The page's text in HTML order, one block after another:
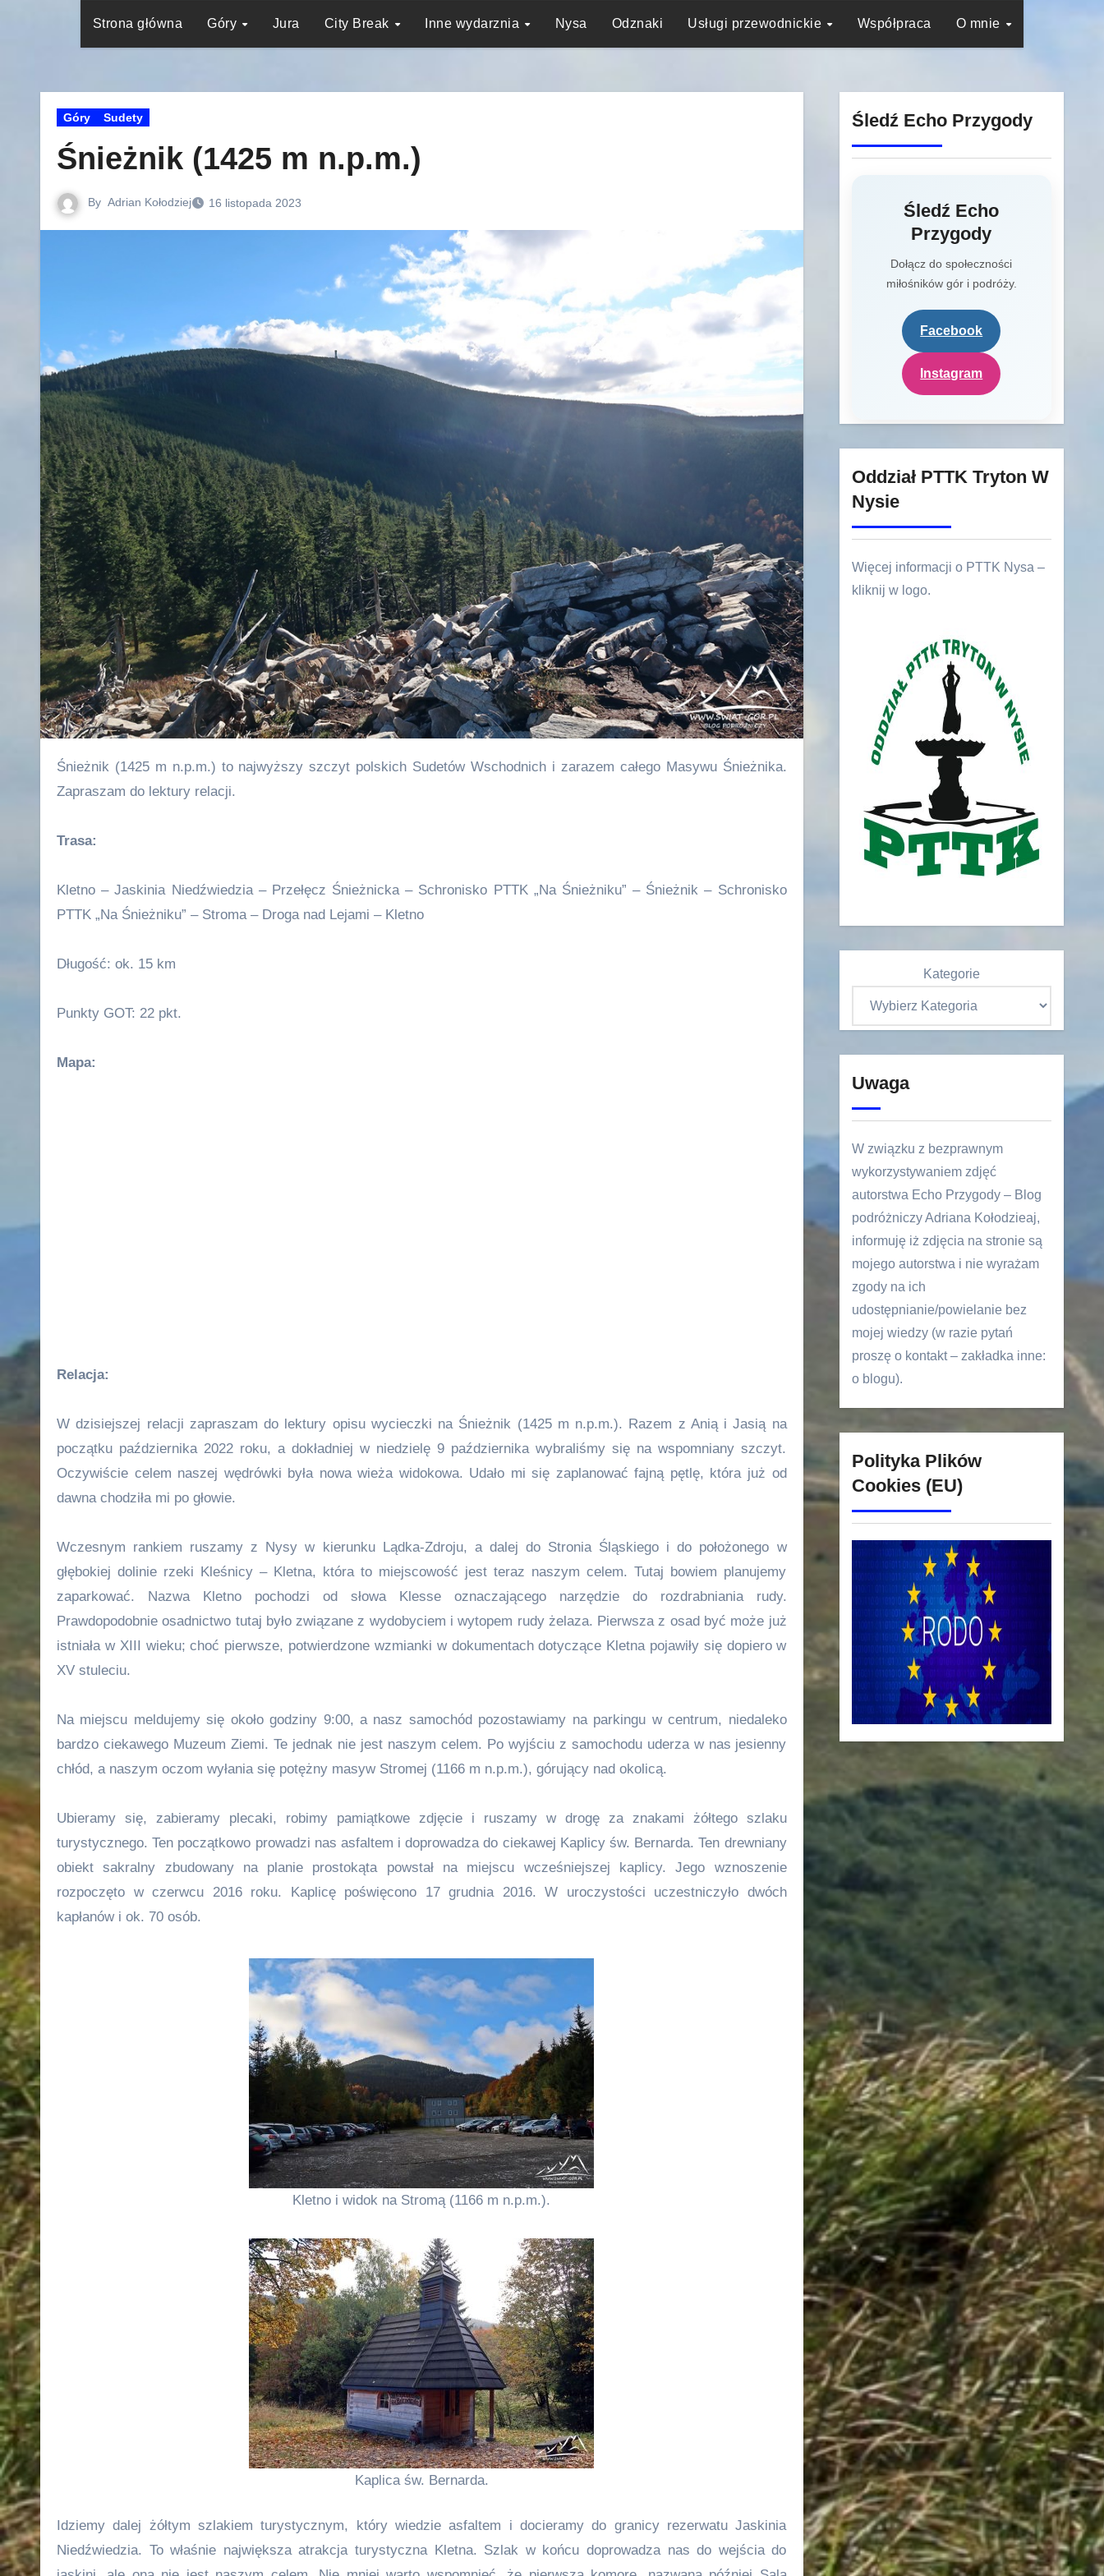
Strona główna Góry Jura City Break Inne wydarznia Nysa Odznaki Usługi przewodnickie Współpraca O mnie
Góry Sudety
Śnieżnik (1425 m n.p.m.)
By Adrian Kołodziej 16 listopada 2023
Śnieżnik (1425 m n.p.m.) to najwyższy szczyt polskich Sudetów Wschodnich i zarazem całego Masywu Śnieżnika.
Zapraszam do lektury relacji.
Trasa:
Kletno – Jaskinia Niedźwiedzia – Przełęcz Śnieżnicka – Schronisko PTTK „Na Śnieżniku” – Śnieżnik – Schronisko
PTTK „Na Śnieżniku” – Stroma – Droga nad Lejami – Kletno
Długość: ok. 15 km
Punkty GOT: 22 pkt.
Mapa:
Relacja:
W dzisiejszej relacji zapraszam do lektury opisu wycieczki na Śnieżnik (1425 m n.p.m.). Razem z Anią i Jasią na
początku października 2022 roku, a dokładniej w niedzielę 9 października wybraliśmy się na wspomniany szczyt.
Oczywiście celem naszej wędrówki była nowa wieża widokowa. Udało mi się zaplanować fajną pętlę, która już od
dawna chodziła mi po głowie.
Wczesnym rankiem ruszamy z Nysy w kierunku Lądka-Zdroju, a dalej do Stronia Śląskiego i do położonego w
głębokiej dolinie rzeki Kleśnicy – Kletna, która to miejscowość jest teraz naszym celem. Tutaj bowiem planujemy
zaparkować. Nazwa Kletno pochodzi od słowa Klesse oznaczającego narzędzie do rozdrabniania rudy.
Prawdopodobnie osadnictwo tutaj było związane z wydobyciem i wytopem rudy żelaza. Pierwsza z osad być może już
istniała w XIII wieku; choć pierwsze, potwierdzone wzmianki w dokumentach dotyczące Kletna pojawiły się dopiero w
XV stuleciu.
Na miejscu meldujemy się około godziny 9:00, a nasz samochód pozostawiamy na parkingu w centrum, niedaleko
bardzo ciekawego Muzeum Ziemi. Te jednak nie jest naszym celem. Po wyjściu z samochodu uderza w nas jesienny
chłód, a naszym oczom wyłania się potężny masyw Stromej (1166 m n.p.m.), górujący nad okolicą.
Ubieramy się, zabieramy plecaki, robimy pamiątkowe zdjęcie i ruszamy w drogę za znakami żółtego szlaku
turystycznego. Ten początkowo prowadzi nas asfaltem i doprowadza do ciekawej Kaplicy św. Bernarda. Ten drewniany
obiekt sakralny zbudowany na planie prostokąta powstał na miejscu wcześniejszej kaplicy. Jego wznoszenie
rozpoczęto w czerwcu 2016 roku. Kaplicę poświęcono 17 grudnia 2016. W uroczystości uczestniczyło dwóch
kapłanów i ok. 70 osób.
Kletno i widok na Stromą (1166 m n.p.m.).
Kaplica św. Bernarda.
Idziemy dalej żółtym szlakiem turystycznym, który wiedzie asfaltem i docieramy do granicy rezerwatu Jaskinia
Niedźwiedzia. To właśnie największa atrakcja turystyczna Kletna. Szlak w końcu doprowadza nas do wejścia do
Śledź Echo Przygody
Śledź Echo
Przygody
Dołącz do społeczności
miłośników gór i podróży.
Facebook
Instagram
Oddział PTTK Tryton W
Nysie
Więcej informacji o PTTK Nysa –
kliknij w logo.
Kategorie
Uwaga
W związku z bezprawnym
wykorzystywaniem zdjęć
autorstwa Echo Przygody – Blog
podróżniczy Adriana Kołodzieaj,
informuję iż zdjęcia na stronie są
mojego autorstwa i nie wyrażam
zgody na ich
udostępnianie/powielanie bez
mojej wiedzy (w razie pytań
proszę o kontakt – zakładka inne:
o blogu).
Polityka Plików
Cookies (EU)